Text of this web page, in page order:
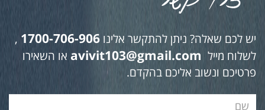
יש לכם שאלה? ניתן להתקשר אלינו 1700-706-906
,
לשלוח מייל avivit103@gmail.com או השאירו
פרטיכם ונשוב אליכם בהקדם.